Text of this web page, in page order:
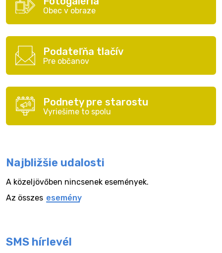
Obec v obraze
Podateľňa tlačív
Pre občanov
Podnety pre starostu
Vyriešime to spolu
Najbližšie udalosti
A közeljövőben nincsenek események.
Az összes esemény
SMS hírlevél